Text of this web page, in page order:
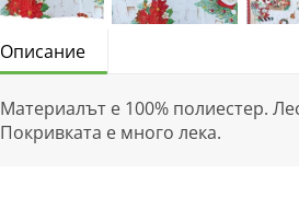
Описание
Материалът е 100% полиестер.
Покривката е много лека.